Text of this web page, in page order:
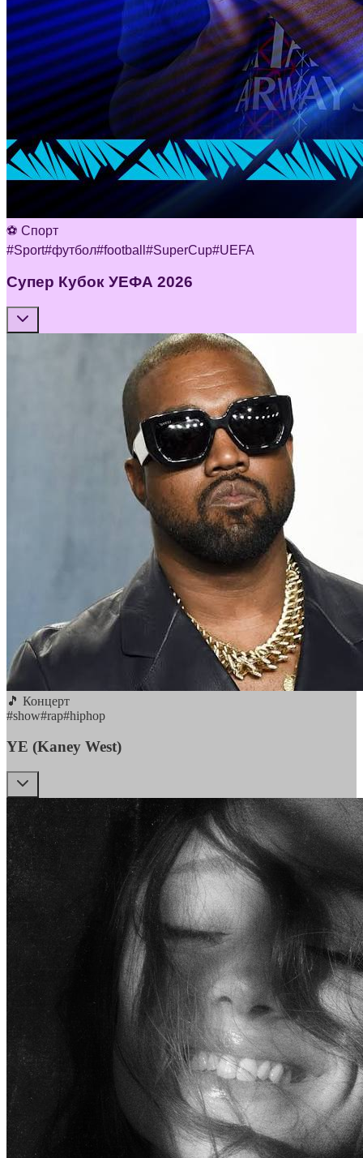
⚽ Спорт
#Sport#футбол#football #SuperCup#UEFA
Супер Кубок УЕФА 2026
🎵 Концерт
#show#rap#hiphop
YE (Kaney West)